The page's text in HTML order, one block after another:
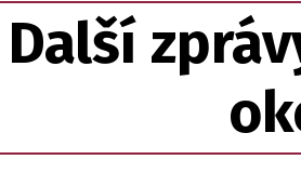
Další